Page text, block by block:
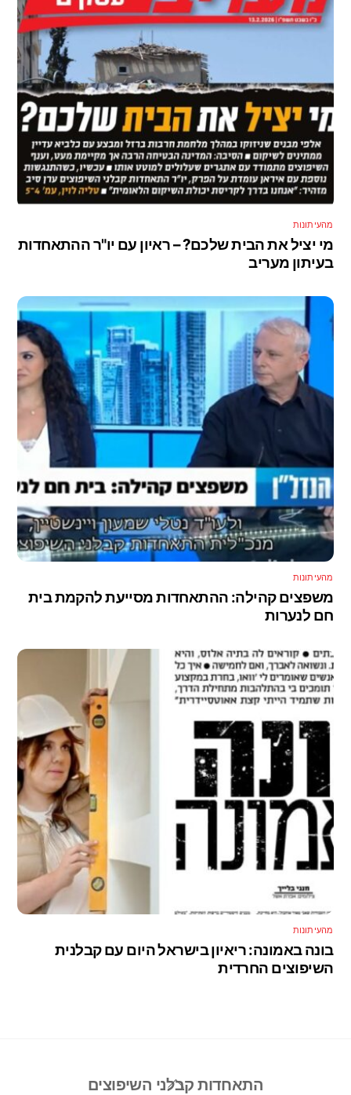
מהעיתונות
מי יציל את הבית שלכם? – ראיון עם יו"ר ההתאחדות
בעיתון מעריב
מהעיתונות
משפצים קהילה: ההתאחדות מסייעת להקמת בית
חם לנערות
מהעיתונות
בונה באמונה: ריאיון בישראל היום עם קבלנית
השיפוצים החרדית
Back
התאחדות קבלני השיפוצים